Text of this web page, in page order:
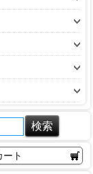
ート